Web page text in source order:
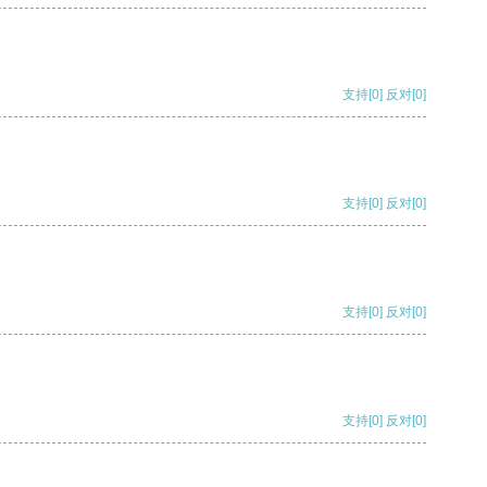
支持[0] 反对[0]
支持[0] 反对[0]
支持[0] 反对[0]
支持[0] 反对[0]